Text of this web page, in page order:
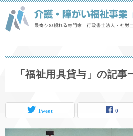
「福祉用具貸与」の記事
Tweet 0